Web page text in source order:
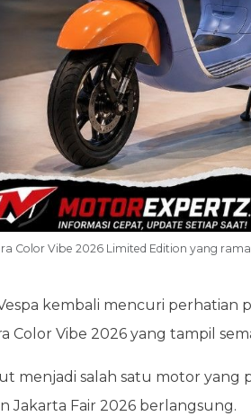
Color Vibe 2026 Limited Edition yang
kembali mencuri perhatian
Color Vibe 2026 yang tampil
menjadi salah satu motor yang
Jakarta Fair 2026 berlangsung.